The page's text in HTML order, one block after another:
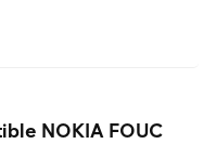
NOKIA FOUC